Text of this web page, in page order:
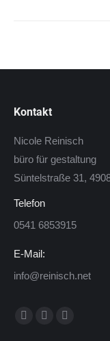
Kontakt
Nicole Reinisch
büro für gestaltung
Süntelstraße 31,
Telefon
0541 6853915
E-Mail:
info@reinisch.net
Finden Sie uns auf: